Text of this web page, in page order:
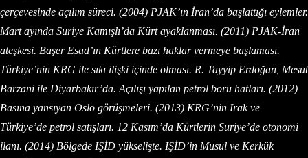
çerçevesinde açılım süreci. (2004) PJAK’ın İran’da başlattığı eylemler.
Mart ayında Suriye Kamışlı’da Kürt ayaklanması. (2011) PJAK-İran
ateşkesi. Başer Esad’ın Kürtlere bazı haklar vermeye başlaması.
Türkiye’nin KRG ile sıkı ilişki içinde olması. R. Tayyip Erdoğan, Mesut
Barzani ile Diyarbakır’da. Açılışı yapılan petrol boru hatları. (2012)
Basına yansıyan Oslo görüşmeleri. (2013) KRG’nin Irak ve
Türkiye’de petrol satışları. 12 Kasım’da Kürtlerin Suriye’de otonomi
ilanı. (2014) Bölgede IŞİD yükselişte. IŞİD’in Musul ve Kerkük